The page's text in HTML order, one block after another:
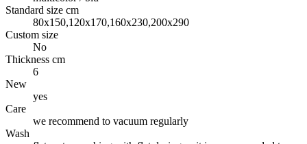
Standard size cm
80x150,120x170,160x230,200x290
Custom size
No
Thickness cm
6
New
yes
Care
we recommend to vacuum regularly
Wash